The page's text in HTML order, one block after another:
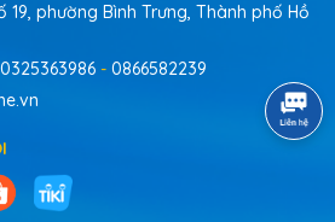
19, phường Bình Trưng, Thành phố Hồ
0325363986 - 0866582239